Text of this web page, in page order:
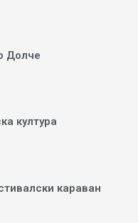
Долче
култура
караван